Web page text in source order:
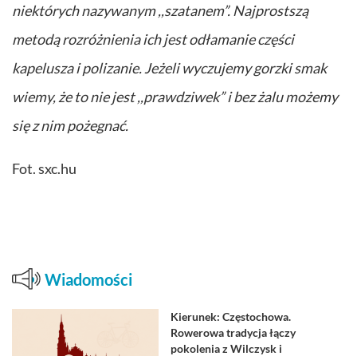
niektórych nazywanym ,,szatanem”. Najprostszą
metodą rozróżnienia ich jest odłamanie części
kapelusza i polizanie. Jeżeli wyczujemy gorzki smak
wiemy, że to nie jest ,,prawdziwek” i bez żalu możemy
się z nim pożegnać.
Fot. sxc.hu
Wiadomości
Kierunek: Częstochowa.
Rowerowa tradycja łączy
pokolenia z Wilczysk i